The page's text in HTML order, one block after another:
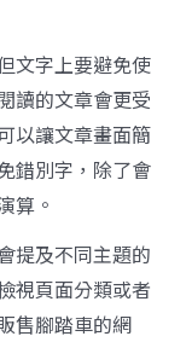
文字上要避免使
讀的文章會更受
以讓文章畫面簡
錯別字，除了會
算。
提及不同主題的
視頁面分類或者
售腳踏車的網